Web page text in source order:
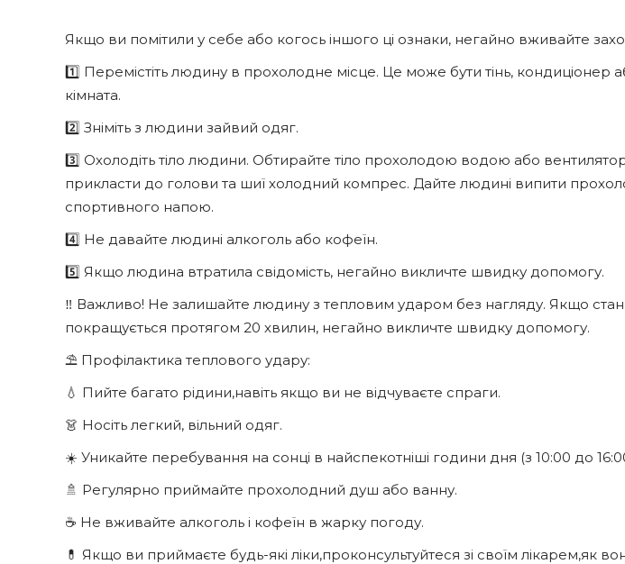
Якщо ви помітили у себе або когось іншого ці ознаки, негайно вживайте
1️⃣ Перемістіть людину в прохолодне місце. Це може бути тінь, кондиціонер
кімната.
2️⃣ Зніміть з людини зайвий одяг.
3️⃣ Охолодіть тіло людини. Обтирайте тіло прохолодою водою або
прикласти до голови та шиї холодний компрес. Дайте людині випити
спортивного напою.
4️⃣ Не давайте людині алкоголь або кофеїн.
5️⃣ Якщо людина втратила свідомість, негайно викличте швидку допомогу.
‼️ Важливо! Не залишайте людину з тепловим ударом без нагляду. Якщо
покращується протягом 20 хвилин, негайно викличте швидку допомогу.
⛱️ Профілактика теплового удару:
💧 Пийте багато рідини,навіть якщо ви не відчуваєте спраги.
👗 Носіть легкий, вільний одяг.
☀️ Уникайте перебування на сонці в найспекотніші години дня (з 10:00 до
🚿 Регулярно приймайте прохолодний душ або ванну.
☕ Не вживайте алкоголь і кофеїн в жарку погоду.
💊 Якщо ви приймаєте будь-які ліки,проконсультуйтеся зі своїм лікарем,як